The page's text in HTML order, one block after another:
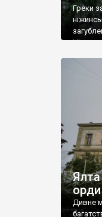
Греки
Ніжин
орди
Дивне